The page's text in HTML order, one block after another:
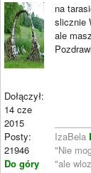
Dołączył:
14 cze
2015
Posty:
21946
Do góry
na
slicznie
ale
IzaBela
"Nie
"ale